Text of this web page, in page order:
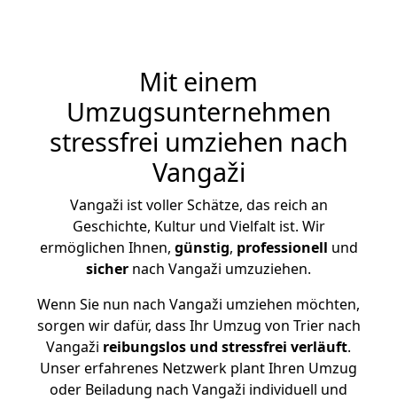
Mit einem
Umzugsunternehmen
stressfrei umziehen nach
Vangaži
Vangaži ist voller Schätze, das reich an
Geschichte, Kultur und Vielfalt ist. Wir
ermöglichen Ihnen, günstig, professionell und
sicher nach Vangaži umzuziehen.
Wenn Sie nun nach Vangaži umziehen möchten,
sorgen wir dafür, dass Ihr Umzug von Trier nach
Vangaži reibungslos und stressfrei verläuft.
Unser erfahrenes Netzwerk plant Ihren Umzug
oder Beiladung nach Vangaži individuell und